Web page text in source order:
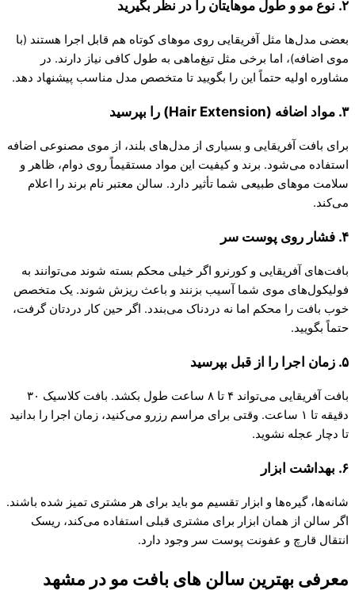
۲. نوع مو و طول موهایتان را در نظر بگیرید
بعضی مدل‌ها مثل آفریقایی روی موهای کوتاه هم قابل اجرا هستند (با
موی اضافه)، اما برخی مثل تیغ‌ماهی به طول کافی نیاز دارند. در
مشاوره اولیه حتماً این را بگویید تا متخصص مدل مناسب پیشنهاد دهد.
۳. مواد اضافه (Hair Extension) را بپرسید
برای بافت آفریقایی و بسیاری از مدل‌های بلند، از موی مصنوعی اضافه
استفاده می‌شود. برند و کیفیت این مواد مستقیماً روی دوام، ظاهر و
سلامت موهای طبیعی شما تأثیر دارد. سالن معتبر نام برند را اعلام
می‌کند.
۴. فشار روی پوست سر
بافت‌های آفریقایی و کورنرو اگر خیلی محکم بسته شوند می‌توانند به
فولیکول‌های موی شما آسیب بزنند و باعث ریزش شوند. یک متخصص
خوب بافت را محکم اما نه دردناک می‌بندد. اگر حین کار دردتان گرفت،
حتماً بگویید.
۵. زمان اجرا را از قبل بپرسید
بافت آفریقایی می‌تواند ۴ تا ۸ ساعت طول بکشد. بافت کلاسیک ۳۰
دقیقه تا ۱ ساعت. وقتی برای مراسم رزرو می‌کنید، زمان اجرا را بدانید
تا دچار عجله نشوید.
۶. بهداشت ابزار
شانه‌ها، گیره‌ها و ابزار تقسیم مو باید برای هر مشتری تمیز شده باشند.
اگر سالن از همان ابزار برای مشتری قبلی استفاده می‌کند، ریسک
انتقال قارچ و عفونت پوست سر وجود دارد.
معرفی بهترین سالن های بافت مو در مشهد